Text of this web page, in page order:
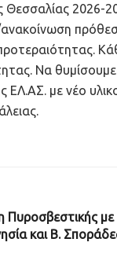
Θεσσαλίας 2026-
Να
ΕΛ.ΑΣ. με νέο
Πυροσβεστικής με
και Β.